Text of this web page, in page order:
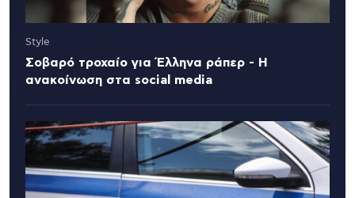
Style
Σοβαρό τροχαίο για Έλληνα ράπερ - Η
ανακοίνωση στα social media